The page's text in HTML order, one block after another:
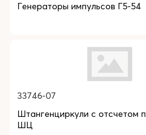
Генераторы импульсов Г5-54
33746-07
Штангенциркули с отсчетом
ШЦ